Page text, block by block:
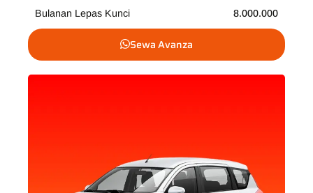
Bulanan Lepas Kunci 8.000.000
Sewa Avanza